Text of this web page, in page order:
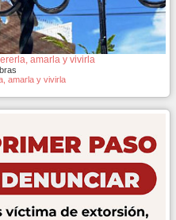
amarla y vivirla
amarla y vivirla